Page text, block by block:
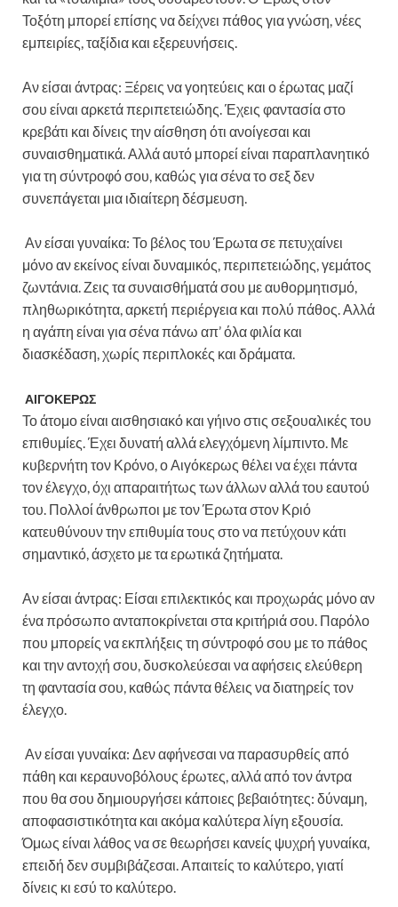
Τοξότη μπορεί επίσης να δείχνει πάθος για γνώση, νέες
εμπειρίες, ταξίδια και εξερευνήσεις.
Αν είσαι άντρας: Ξέρεις να γοητεύεις και ο έρωτας μαζί
σου είναι αρκετά περιπετειώδης. Έχεις φαντασία στο
κρεβάτι και δίνεις την αίσθηση ότι ανοίγεσαι και
συναισθηματικά. Αλλά αυτό μπορεί είναι παραπλανητικό
για τη σύντροφό σου, καθώς για σένα το σεξ δεν
συνεπάγεται μια ιδιαίτερη δέσμευση.
Αν είσαι γυναίκα: Το βέλος του Έρωτα σε πετυχαίνει
μόνο αν εκείνος είναι δυναμικός, περιπετειώδης, γεμάτος
ζωντάνια. Ζεις τα συναισθήματά σου με αυθορμητισμό,
πληθωρικότητα, αρκετή περιέργεια και πολύ πάθος. Αλλά
η αγάπη είναι για σένα πάνω απ’ όλα φιλία και
διασκέδαση, χωρίς περιπλοκές και δράματα.
ΑΙΓΟΚΕΡΩΣ
Το άτομο είναι αισθησιακό και γήινο στις σεξουαλικές του
επιθυμίες. Έχει δυνατή αλλά ελεγχόμενη λίμπιντο. Με
κυβερνήτη τον Κρόνο, ο Αιγόκερως θέλει να έχει πάντα
τον έλεγχο, όχι απαραιτήτως των άλλων αλλά του εαυτού
του. Πολλοί άνθρωποι με τον Έρωτα στον Κριό
κατευθύνουν την επιθυμία τους στο να πετύχουν κάτι
σημαντικό, άσχετο με τα ερωτικά ζητήματα.
Αν είσαι άντρας: Είσαι επιλεκτικός και προχωράς μόνο αν
ένα πρόσωπο ανταποκρίνεται στα κριτήριά σου. Παρόλο
που μπορείς να εκπλήξεις τη σύντροφό σου με το πάθος
και την αντοχή σου, δυσκολεύεσαι να αφήσεις ελεύθερη
τη φαντασία σου, καθώς πάντα θέλεις να διατηρείς τον
έλεγχο.
Αν είσαι γυναίκα: Δεν αφήνεσαι να παρασυρθείς από
πάθη και κεραυνοβόλους έρωτες, αλλά από τον άντρα
που θα σου δημιουργήσει κάποιες βεβαιότητες: δύναμη,
αποφασιστικότητα και ακόμα καλύτερα λίγη εξουσία.
Όμως είναι λάθος να σε θεωρήσει κανείς ψυχρή γυναίκα,
επειδή δεν συμβιβάζεσαι. Απαιτείς το καλύτερο, γιατί
δίνεις κι εσύ το καλύτερο.